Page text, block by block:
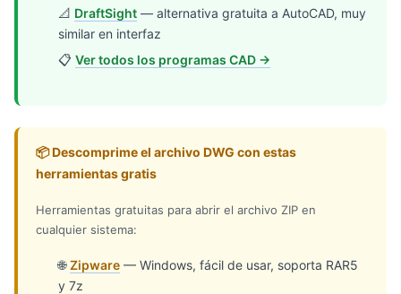
📐 DraftSight — alternativa gratuita a AutoCAD, muy
similar en interfaz
📋Ver todos los programas CAD →
📦 Descomprime el archivo DWG con estas
herramientas gratis
Herramientas gratuitas para abrir el archivo ZIP en
cualquier sistema:
🌐Zipware — Windows, fácil de usar, soporta RAR5
y 7z